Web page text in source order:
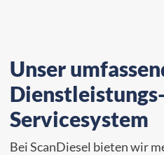
Unser
Servicesystem
Bei ScanDiesel bieten wir